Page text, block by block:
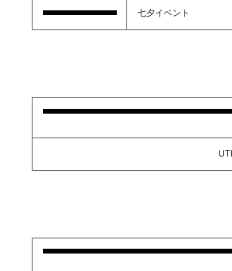
七夕イベント